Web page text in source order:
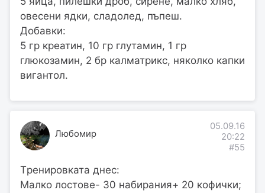
овесени ядки, сладолед, пъпеш.
Добавки:
5 гр креатин, 10 гр глутамин, 1 гр
глюкозамин, 2 бр калматрикс, няколко капки
вигантол.
Любомир
05.09.16
20:22
#55
Tренировката днес:
Малко лостове- 30 набирания+ 20 кофички;